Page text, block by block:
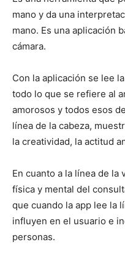
mano y da una
mano. Es una aplicación
cámara.
Con la aplicación se lee
todo lo que se refiere al
amorosos y todos esos
línea de la cabeza,
la creatividad, la actitud
En cuanto a la línea de la
física y mental del
que cuando la app lee la
influyen en el usuario e
personas.